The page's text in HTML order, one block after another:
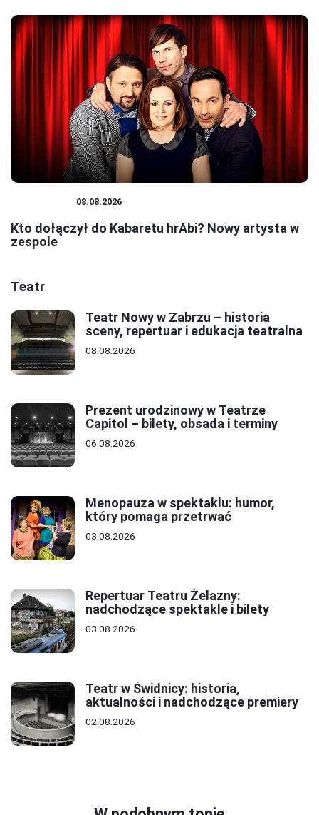
08.08.2026
Kto dołączył do Kabaretu hrAbi? Nowy artysta w
zespole
Teatr
Teatr Nowy w Zabrzu – historia
sceny, repertuar i edukacja teatralna
08.08.2026
Prezent urodzinowy w Teatrze
Capitol – bilety, obsada i terminy
06.08.2026
Menopauza w spektaklu: humor,
który pomaga przetrwać
03.08.2026
Repertuar Teatru Żelazny:
nadchodzące spektakle i bilety
03.08.2026
Teatr w Świdnicy: historia,
aktualności i nadchodzące premiery
02.08.2026